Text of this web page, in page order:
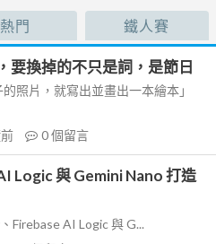
熱門 鐵人賽
要換掉的不只是詞，是節日
照片，就寫出並畫出一本繪本」
0個留言
Logic 與 Gemini Nano 打造
Firebase AI Logic 與 G...